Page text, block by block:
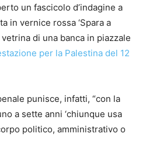
un fascicolo d’indagine a
in vernice rossa ‘Spara a
di una banca in piazzale
per la Palestina del 12
punisce, infatti, “con la
a sette anni ‘chiunque usa
politico, amministrativo o